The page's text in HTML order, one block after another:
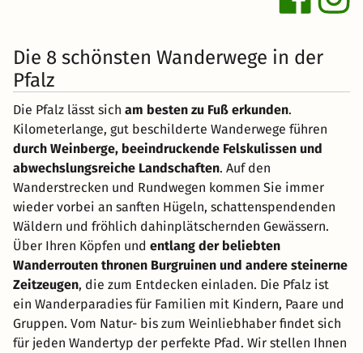
Die 8 schönsten Wanderwege in der
Pfalz
Die Pfalz lässt sich am besten zu Fuß erkunden.
Kilometerlange, gut beschilderte Wanderwege führen
durch Weinberge, beeindruckende Felskulissen und
abwechslungsreiche Landschaften. Auf den
Wanderstrecken und Rundwegen kommen Sie immer
wieder vorbei an sanften Hügeln, schattenspendenden
Wäldern und fröhlich dahinplätschernden Gewässern.
Über Ihren Köpfen und entlang der beliebten
Wanderrouten thronen Burgruinen und andere steinerne
Zeitzeugen, die zum Entdecken einladen. Die Pfalz ist
ein Wanderparadies für Familien mit Kindern, Paare und
Gruppen. Vom Natur- bis zum Weinliebhaber findet sich
für jeden Wandertyp der perfekte Pfad. Wir stellen Ihnen